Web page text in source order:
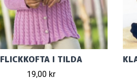
FLICKKOFTA I TILDA
19,00 kr